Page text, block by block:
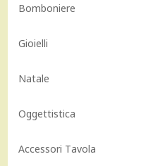
Bomboniere
Gioielli
Natale
Oggettistica
Accessori Tavola